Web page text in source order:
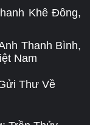
Khê Đông,
Thanh Bình,
Nam
Thư Về